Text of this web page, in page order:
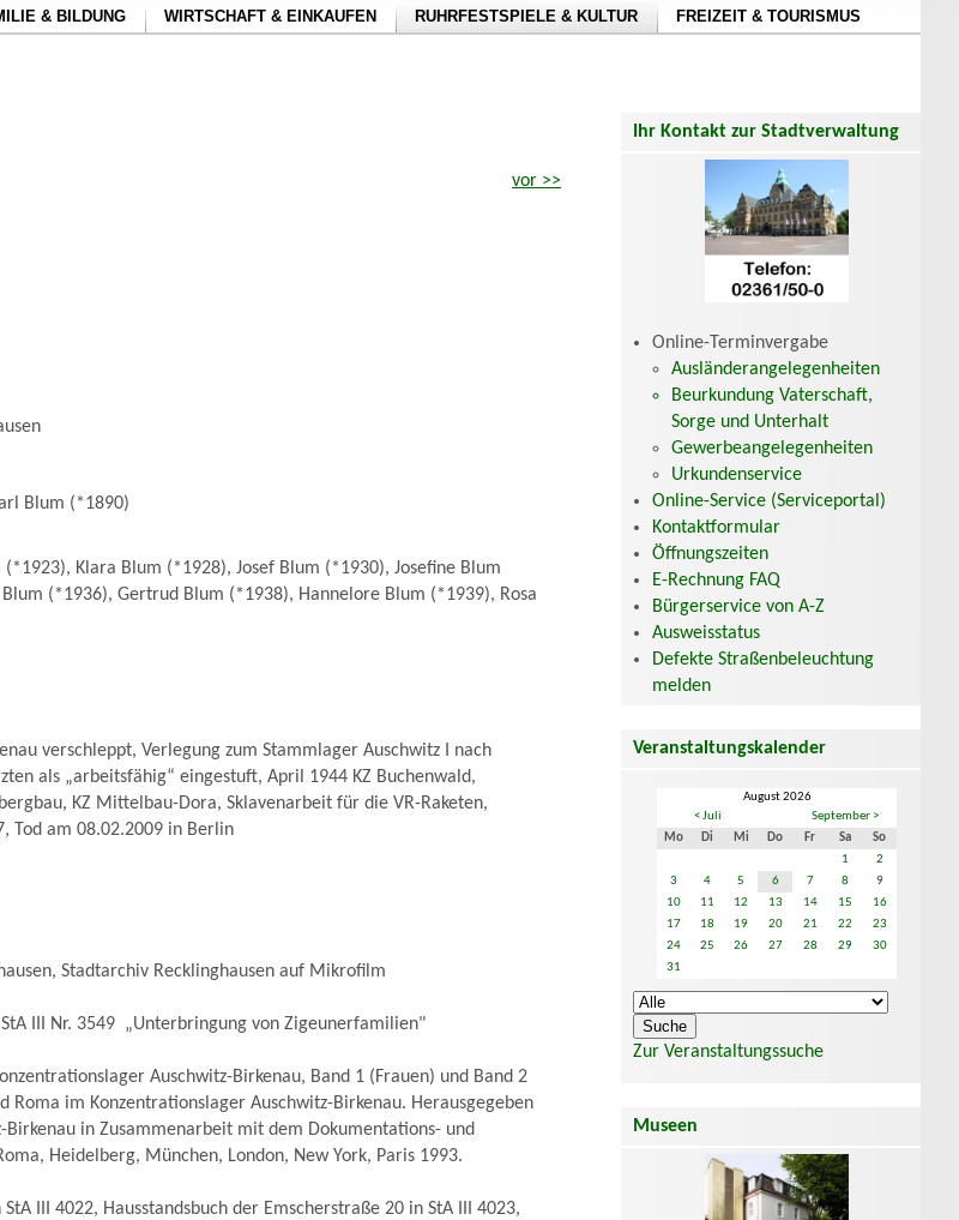
& BILDUNG WIRTSCHAFT & EINKAUFEN RUHRFESTSPIELE & KULTUR FREIZEIT & TOURISMUS
vor >>
Blum (*1890)
Klara Blum (*1928), Josef Blum (*1930), Josefine Blum
(*1936), Gertrud Blum (*1938), Hannelore Blum (*1939), Rosa
verschleppt, Verlegung zum Stammlager Auschwitz I nach
als „arbeitsfähig“ eingestuft, April 1944 KZ Buchenwald,
KZ Mittelbau-Dora, Sklavenarbeit für die VR-Raketen,
Tod am 08.02.2009 in Berlin
Stadtarchiv Recklinghausen auf Mikrofilm
III Nr. 3549 „Unterbringung von Zigeunerfamilien"
Auschwitz-Birkenau, Band 1 (Frauen) und Band 2
Roma im Konzentrationslager Auschwitz-Birkenau. Herausgegeben
in Zusammenarbeit mit dem Dokumentations- und
Heidelberg, München, London, New York, Paris 1993.
III 4022, Hausstandsbuch der Emscherstraße 20 in StA III 4023,
Ihr Kontakt zur Stadtverwaltung
Online-Terminvergabe
Ausländerangelegenheiten
Beurkundung Vaterschaft,
Sorge und Unterhalt
Gewerbeangelegenheiten
Urkundenservice
Online-Service (Serviceportal)
Kontaktformular
Öffnungszeiten
E-Rechnung FAQ
Bürgerservice von A-Z
Ausweisstatus
Defekte Straßenbeleuchtung
melden
Veranstaltungskalender
August 2026
< Juli
September >
Mo
Di Mi Do Fr Sa
So
1
2
3
4 5 6 7 8
9
10
11 12 13 14 15
16
17
18 19 20 21 22
23
24
25 26 27 28 29
30
31
Zur Veranstaltungssuche
Museen